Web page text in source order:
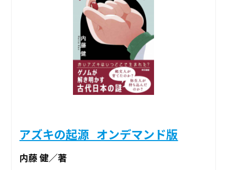
アズキの起源_オンデマンド版
内藤 健／著